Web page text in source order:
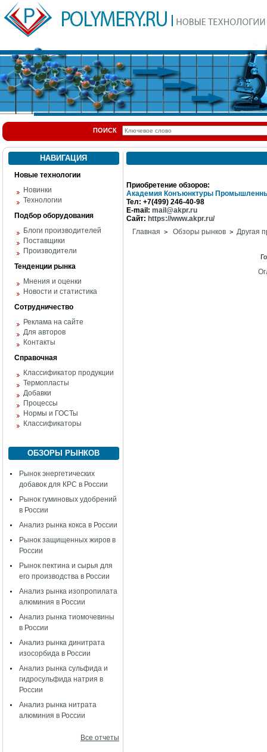
ПОИСК
НАВИГАЦИЯ
Новые технологии
Новинки
Технологии
Подбор оборудования
Блоги производителей
Поставщики
Производители
Тенденции рынка
Мнения и оценки
Новости и статистика
Сотрудничество
Реклама на сайте
Для авторов
Контакты
Справочная
Классификатор продукции
Термопласты
Добавки
Процессы
Нормы и ГОСТы
Классификаторы
ОБЗОРЫ РЫНКОВ
Рынок энергетических
добавок для КРС в России
Рынок гуминовых удобрений
в России
Анализ рынка кокса в России
Рынок защищенных жиров в
России
Рынок пектина и сырья для
его производства в России
Анализ рынка изопропилата
алюминия в России
Анализ рынка тиомочевины
в России
Анализ рынка динитрата
изосорбида в России
Анализ рынка сульфида и
гидросульфида натрия в
России
Анализ рынка нитрата
алюминия в России
Все отчеты
Приобретение обзоров:
Академия Конъюнктуры
Тел: +7(499) 246-40-98
E-mail: mail@akpr.ru
Сайт: https://www.akpr.ru/
Главная > Обзоры рынков > Другая